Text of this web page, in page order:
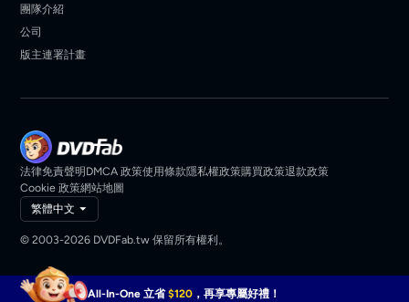
團隊介紹
公司
版主連署計畫
法律免責聲明DMCA 政策使用條款隱私權政策購買政策退款政策
Cookie 政策網站地圖
繁體中文
© 2003-2026 DVDFab.tw 保留所有權利。
All-In-One 立省$120 ，再享專屬好禮！